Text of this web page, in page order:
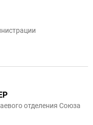
отделения Союза